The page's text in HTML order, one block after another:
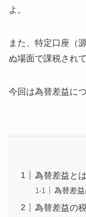
よ。
また、特定口座（
ぬ場面で課税され
今回は為替差益に
為替差益とは
為替差
為替差益の